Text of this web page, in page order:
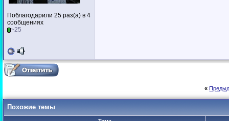
Поблагодарили 25 раз(а) в 4
сообщениях
~25
«
Похожие темы